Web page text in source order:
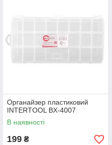
Органайзер пластиковий
INTERTOOL BX-4007
В наявності
199 ₴